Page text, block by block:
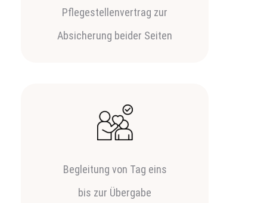
Pflegestellenvertrag zur
Absicherung beider Seiten
Begleitung von Tag eins
bis zur Übergabe